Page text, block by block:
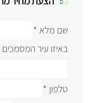
שם מלא *
באיזו עיר המסמכים
טלפון *